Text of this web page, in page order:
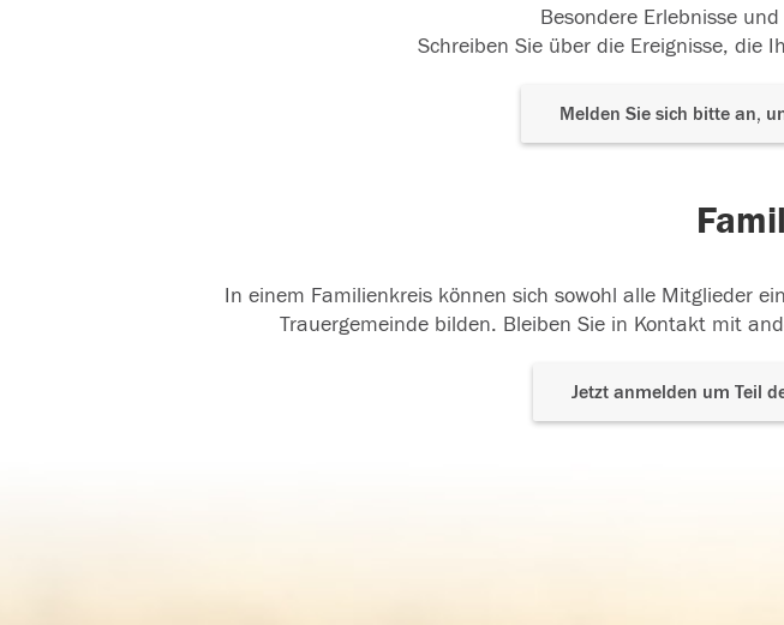
Besondere Erlebnisse
Schreiben Sie über die Ereignisse, die
Melden Sie sich bitte an,
In einem Familienkreis können sich sowohl alle Mitglieder
Trauergemeinde bilden. Bleiben Sie in Kontakt mit
Jetzt anmelden um Teil